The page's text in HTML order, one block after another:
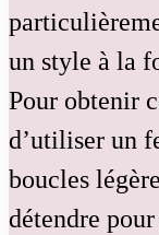
un style à la
Pour obtenir
d’utiliser un
boucles
détendre